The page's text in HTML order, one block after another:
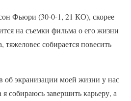
Фьюри (30-0-1, 21 КО), скорее
на съемки фильма о его жизни
тяжеловес собирается повесить
об экранизации моей жизни у нас
собираюсь завершить карьеру, а